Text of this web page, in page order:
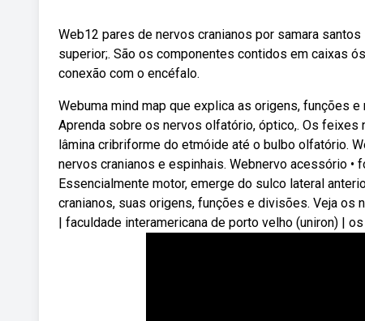
Web12 pares de nervos cranianos por samara
superior;. São os componentes contidos em caixas
conexão com o encéfalo.
Webuma mind map que explica as origens, funções
Aprenda sobre os nervos olfatório, óptico,. Os
lâmina cribriforme do etmóide até o bulbo olfatório.
nervos cranianos e espinhais. Webnervo acessório •
Essencialmente motor, emerge do sulco lateral
cranianos, suas origens, funções e divisões. Veja os
| faculdade interamericana de porto velho (uniron) |